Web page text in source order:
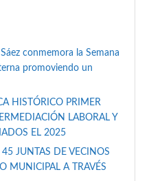
conmemora la Semana
promoviendo un
HISTÓRICO PRIMER
LABORAL Y
EL 2025
JUNTAS DE VECINOS
MUNICIPAL A TRAVÉS